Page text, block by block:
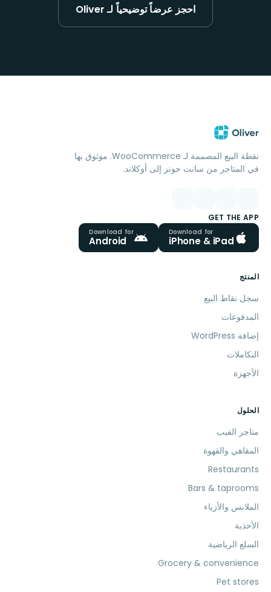
احجز عرضاً توضيحياً لـ Oliver
نقطة البيع المصممة لـ WooCommerce. موثوق بها
في المتاجر من سانت جونز إلى أوكلاند.
GET THE APP
Download for
iPhone & iPad
Download for
Android
المنتج
سجل نقاط البيع
المدفوعات
إضافة WordPress
التكاملات
الأجهزة
الحلول
متاجر الفيب
المقاهي والقهوة
Restaurants
Bars & taprooms
الملابس والأزياء
الأحذية
السلع الرياضية
Grocery & convenience
Pet stores